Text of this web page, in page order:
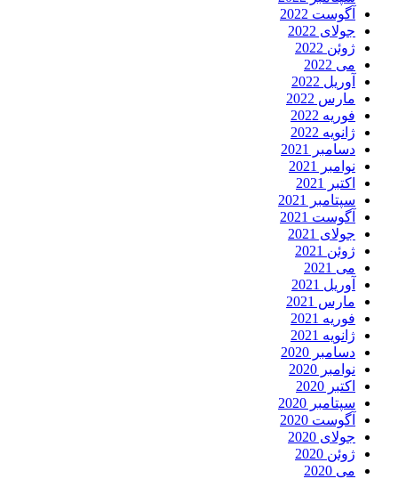
آگوست 2022
جولای 2022
ژوئن 2022
می 2022
آوریل 2022
مارس 2022
فوریه 2022
ژانویه 2022
دسامبر 2021
نوامبر 2021
اکتبر 2021
سپتامبر 2021
آگوست 2021
جولای 2021
ژوئن 2021
می 2021
آوریل 2021
مارس 2021
فوریه 2021
ژانویه 2021
دسامبر 2020
نوامبر 2020
اکتبر 2020
سپتامبر 2020
آگوست 2020
جولای 2020
ژوئن 2020
می 2020